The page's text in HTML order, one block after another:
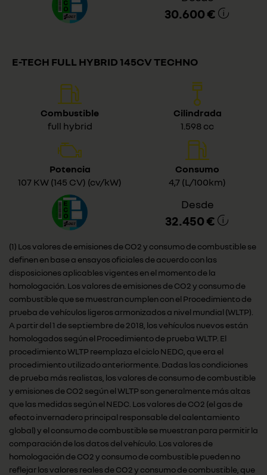
30.600 €
E-TECH FULL HYBRID 145CV TECHNO
Combustible
full hybrid
Cilindrada
1.598 cc
Potencia
107 KW (145 CV) (cv/kW)
Consumo
4,7 (L/100km)
Desde
32.450 €
(1) Los valores de emisiones de CO2 y consumo de combustible se
definen en base a ensayos oficiales de acuerdo con las
disposiciones aplicables vigentes en el momento de la
homologación. Los valores de emisiones de CO2 y consumo de
combustible que se muestran cumplen con el Procedimiento de
prueba de vehículos ligeros armonizados a nivel mundial (WLTP).
A partir del 1 de septiembre de 2018, los vehículos nuevos están
homologados según el Procedimiento de prueba WLTP. El
procedimiento WLTP reemplaza el ciclo NEDC, que era el
procedimiento utilizado anteriormente. Dadas las condiciones
de prueba más realistas, los valores de consumo de combustible
y emisiones de CO2 según el WLTP son generalmente más altas
que las medidas según el NEDC. Los valores de CO2 (el gas de
efecto invernadero principal responsable del calentamiento
global) y el consumo de combustible se muestran para permitir la
comparación de los datos del vehículo. Los valores de
homologación de CO2 y consumo de combustible pueden no
reflejar los valores reales de CO2 y consumo de combustible, que